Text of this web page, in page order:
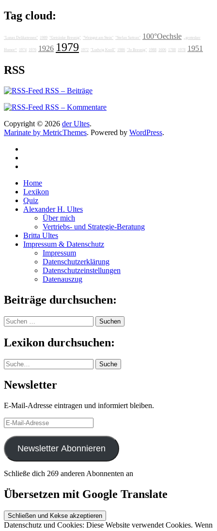
Tag cloud:
"Lunas Delikatessen" 1989 "Getränke Breunig" "Weingut am Stein" "Stefan Sattran" 100°Oechsle „grotesker
Humor“ 1974 1976 1926 1979 1972 "Ludwig Knoll" 1986 "Jo Breunig" 1988 1606 1788 1978 1951
RSS
RSS – Beiträge
RSS – Kommentare
Copyright © 2026 der Ultes.
Marinate by MetricThemes. Powered by WordPress.
Home
Lexikon
Quiz
Alexander H. Ultes
Über mich
Vertriebs- und Strategie-Beratung
Britta Ultes
Impressum & Datenschutz
Impressum
Datenschutzerklärung
Datenschutzeinstellungen
Datenauszug
Beiträge durchsuchen:
Suchen
nach:
Lexikon durchsuchen:
Suche Suche
Newsletter
E-Mail-Adresse eintragen und informiert bleiben.
E-
Mail-
Adresse
Newsletter Abonnieren
Schließe dich 269 anderen Abonnenten an
Übersetzen mit Google Translate
Datenschutz und Cookies: Diese Website verwendet Cookies. Wenn